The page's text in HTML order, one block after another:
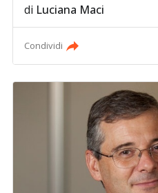
di Luciana Maci
Condividi